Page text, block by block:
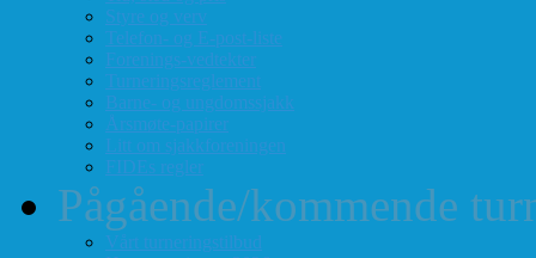
Styre og verv
Telefon- og E-post-liste
Forenings-vedtekter
Turneringsreglement
Barne- og ungdomssjakk
Årsmøte-papirer
Litt om sjakkforeningen
FIDEs regler
Pågående/kommende
Vårt turneringstilbud